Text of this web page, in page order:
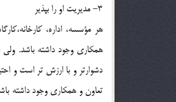
3- مديريت او را بپذير
هر مؤسسه، اداره،
همکاري وجود داشته باشد.
دشوارتر و با ارزش تر است و
تعاون و همکاري وجود داشته